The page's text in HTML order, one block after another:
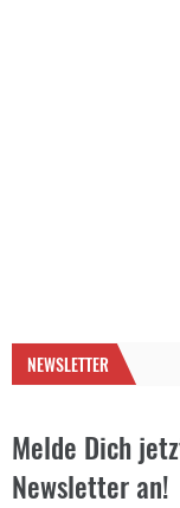
NEWSLETTER
Melde Dich
Newsletter an!